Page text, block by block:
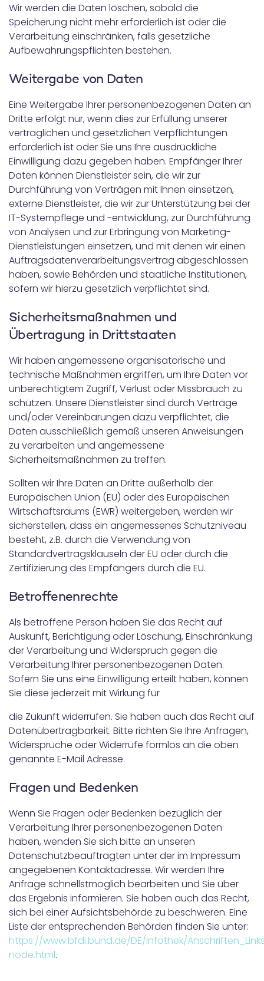
Wir werden die Daten löschen, sobald die
Speicherung nicht mehr erforderlich ist oder die
Verarbeitung einschränken, falls gesetzliche
Aufbewahrungspflichten bestehen.
Weitergabe von Daten
Eine Weitergabe Ihrer personenbezogenen Daten an
Dritte erfolgt nur, wenn dies zur Erfüllung unserer
vertraglichen und gesetzlichen Verpflichtungen
erforderlich ist oder Sie uns Ihre ausdrückliche
Einwilligung dazu gegeben haben. Empfänger Ihrer
Daten können Dienstleister sein, die wir zur
Durchführung von Verträgen mit Ihnen einsetzen,
externe Dienstleister, die wir zur Unterstützung bei der
IT-Systempflege und -entwicklung, zur Durchführung
von Analysen und zur Erbringung von Marketing-
Dienstleistungen einsetzen, und mit denen wir einen
Auftragsdatenverarbeitungsvertrag abgeschlossen
haben, sowie Behörden und staatliche Institutionen,
sofern wir hierzu gesetzlich verpflichtet sind.
Sicherheitsmaßnahmen und
Übertragung in Drittstaaten
Wir haben angemessene organisatorische und
technische Maßnahmen ergriffen, um Ihre Daten vor
unberechtigtem Zugriff, Verlust oder Missbrauch zu
schützen. Unsere Dienstleister sind durch Verträge
und/oder Vereinbarungen dazu verpflichtet, die
Daten ausschließlich gemäß unseren Anweisungen
zu verarbeiten und angemessene
Sicherheitsmaßnahmen zu treffen.
Sollten wir Ihre Daten an Dritte außerhalb der
Europäischen Union (EU) oder des Europäischen
Wirtschaftsraums (EWR) weitergeben, werden wir
sicherstellen, dass ein angemessenes Schutzniveau
besteht, z.B. durch die Verwendung von
Standardvertragsklauseln der EU oder durch die
Zertifizierung des Empfängers durch die EU.
Betroffenenrechte
Als betroffene Person haben Sie das Recht auf
Auskunft, Berichtigung oder Löschung, Einschränkung
der Verarbeitung und Widerspruch gegen die
Verarbeitung Ihrer personenbezogenen Daten.
Sofern Sie uns eine Einwilligung erteilt haben, können
Sie diese jederzeit mit Wirkung für
die Zukunft widerrufen. Sie haben auch das Recht auf
Datenübertragbarkeit. Bitte richten Sie Ihre Anfragen,
Widersprüche oder Widerrufe formlos an die oben
genannte E-Mail Adresse.
Fragen und Bedenken
Wenn Sie Fragen oder Bedenken bezüglich der
Verarbeitung Ihrer personenbezogenen Daten
haben, wenden Sie sich bitte an unseren
Datenschutzbeauftragten unter der im Impressum
angegebenen Kontaktadresse. Wir werden Ihre
Anfrage schnellstmöglich bearbeiten und Sie über
das Ergebnis informieren. Sie haben auch das Recht,
sich bei einer Aufsichtsbehörde zu beschweren. Eine
Liste der entsprechenden Behörden finden Sie unter:
https://www.bfdi.bund.de/DE/Infothek/
node.html.